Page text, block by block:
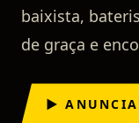
baixista,
de graça e
▶